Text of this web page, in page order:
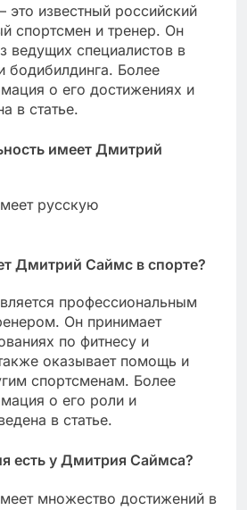
известный российский
спортсмен и тренер. Он
ведущих специалистов в
бодибилдинга. Более
о его достижениях и
в статье.
имеет Дмитрий
русскую
Дмитрий Саймс в спорте?
профессиональным
Он принимает
по фитнесу и
оказывает помощь и
спортсменам. Более
о его роли и
в статье.
есть у Дмитрия Саймса?
множество достижений в